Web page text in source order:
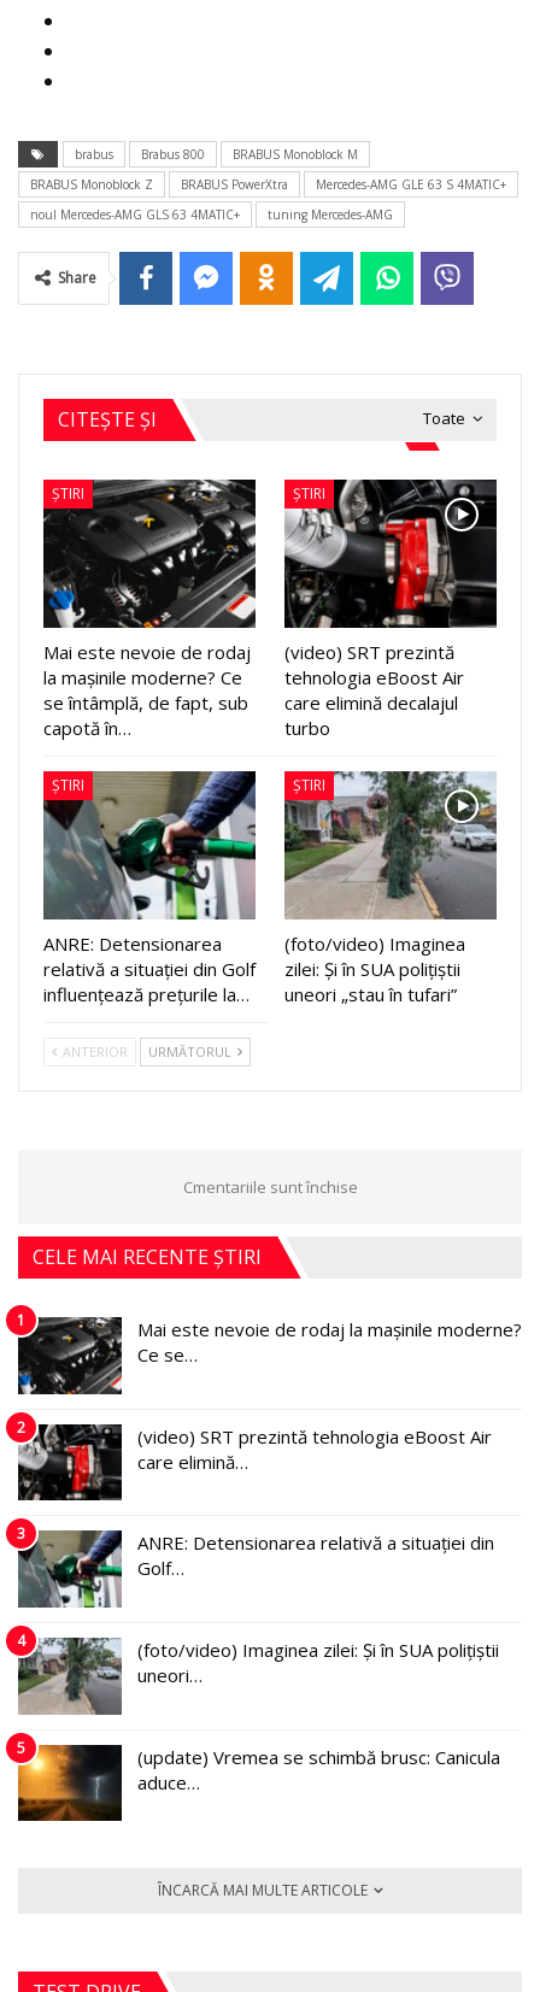
brabus Brabus 800
BRABUS Monoblock M
BRABUS Monoblock Z
BRABUS PowerXtra
Mercedes-AMG GLE 63 S 4MATIC+
noul Mercedes-AMG GLS 63 4MATIC+
tuning Mercedes-AMG
Share
Toate
CITEȘTE ȘI
ȘTIRI
Mai este nevoie de rodaj
la mașinile moderne? Ce
se întâmplă, de fapt, sub
capotă în…
ȘTIRI
(video) SRT prezintă
tehnologia eBoost Air
care elimină decalajul
turbo
ȘTIRI
ANRE: Detensionarea
relativă a situației din Golf
influențează prețurile la…
ȘTIRI
(foto/video) Imaginea
zilei: Și în SUA polițiștii
uneori „stau în tufari”
ANTERIOR URMĂTORUL
Cmentariile sunt închise
CELE MAI RECENTE ȘTIRI
1
Mai este nevoie de rodaj la mașinile moderne?
Ce se…
2
(video) SRT prezintă tehnologia eBoost Air
care elimină…
3
ANRE: Detensionarea relativă a situației din
Golf…
4
(foto/video) Imaginea zilei: Și în SUA polițiștii
uneori…
5
(update) Vremea se schimbă brusc: Canicula
aduce…
ÎNCARCĂ MAI MULTE ARTICOLE